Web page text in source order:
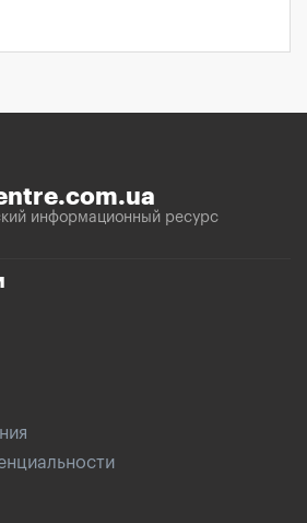
информационный ресурс